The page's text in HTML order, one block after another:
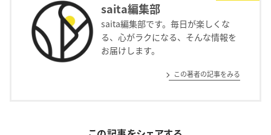
saita編集部
saita編集部です。毎日が楽しくな
る、心がラクになる、そんな情報を
お届けします。
この著者の記事をみる